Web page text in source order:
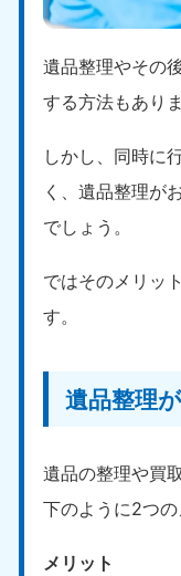
遺品整理やその
する方法もありま
しかし、同時に
く、遺品整理が
でしょう。
ではそのメリッ
す。
遺品整理
遺品の整理や買
下のように2つの
メリット